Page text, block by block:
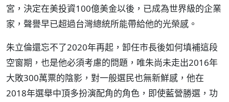
宮，決定在美投資100億美金以後，已成為世界級的企業
家，聲譽早已超過台灣總統所能帶給他的光榮感。
朱立倫還忘不了2020年再起，卸任市長後如何填補這段
空窗期，也是他必須考慮的問題，唯朱尚未走出2016年
大敗300萬票的陰影，對一般選民也無新鮮感，他在
2018年選舉中頂多扮演配角的角色，即使藍營勝選，功